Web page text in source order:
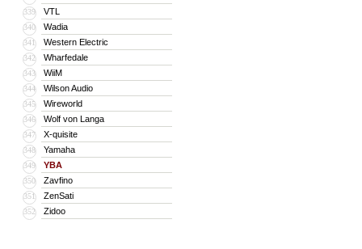
339 VTL
340 Wadia
341 Western Electric
342 Wharfedale
343 WiiM
344 Wilson Audio
345 Wireworld
346 Wolf von Langa
347 X-quisite
348 Yamaha
349 YBA
350 Zavfino
351 ZenSati
352 Zidoo